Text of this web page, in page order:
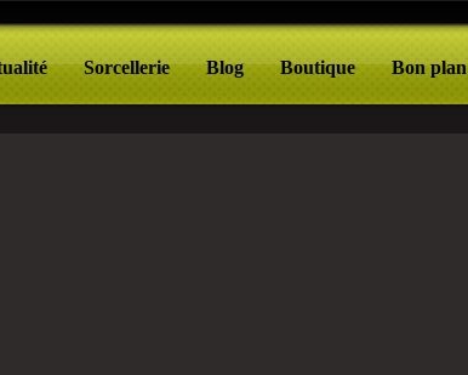
Sorcellerie Blog Boutique Bon plan